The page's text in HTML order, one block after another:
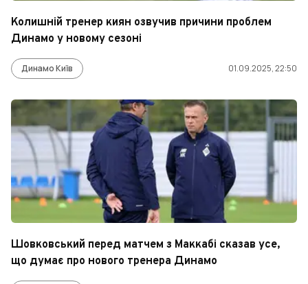
Колишній тренер киян озвучив причини проблем
Динамо у новому сезоні
Динамо Київ 01.09.2025, 22:50
Шовковський перед матчем з Маккабі сказав усе,
що думає про нового тренера Динамо